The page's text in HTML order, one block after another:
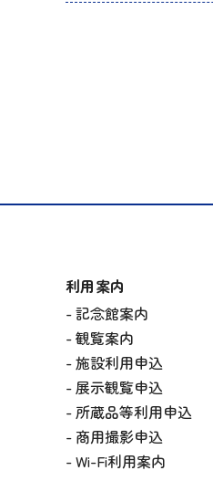
利用案内
記念館案内
観覧案内
施設利用申込
展示観覧申込
所蔵品等利用申込
商用撮影申込
Wi-Fi利用案内